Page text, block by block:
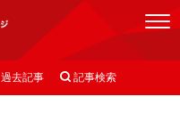
過去記事  記事検索